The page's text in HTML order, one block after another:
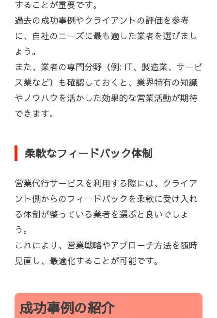
することが重要です。
過去の成功事例やクライアントの評価を参考
に、自社のニーズに最も適した業者を選びまし
ょう。
また、業者の専門分野（例: IT、製造業、サービ
ス業など）も確認しておくと、業界特有の知識
やノウハウを活かした効果的な営業活動が期待
できます。
柔軟なフィードバック体制
営業代行サービスを利用する際には、クライア
ント側からのフィードバックを柔軟に受け入れ
る体制が整っている業者を選ぶと良いでしょ
う。
これにより、営業戦略やアプローチ方法を随時
見直し、最適化することが可能です。
成功事例の紹介